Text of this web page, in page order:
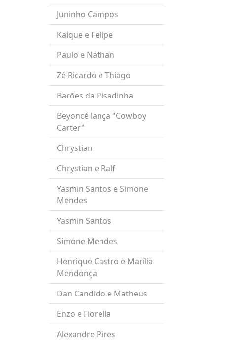
Juninho Campos
Kaique e Felipe
Paulo e Nathan
Zé Ricardo e Thiago
Barões da Pisadinha
Beyoncé lança "Cowboy
Carter"
Chrystian
Chrystian e Ralf
Yasmin Santos e Simone
Mendes
Yasmin Santos
Simone Mendes
Henrique Castro e Marília
Mendonça
Dan Candido e Matheus
Enzo e Fiorella
Alexandre Pires